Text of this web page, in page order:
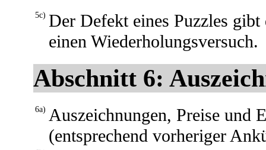
5c) Der Defekt eines Puzzles
einen Wiederholungsversuch.
Abschnitt 6:
6a) Auszeichnungen, Preise und
(entsprechend vorheriger